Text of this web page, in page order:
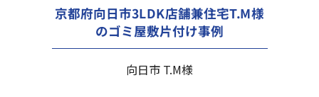
京都府向日市3LDK店舗兼住宅T.M様
のゴミ屋敷片付け事例
向日市 T.M様